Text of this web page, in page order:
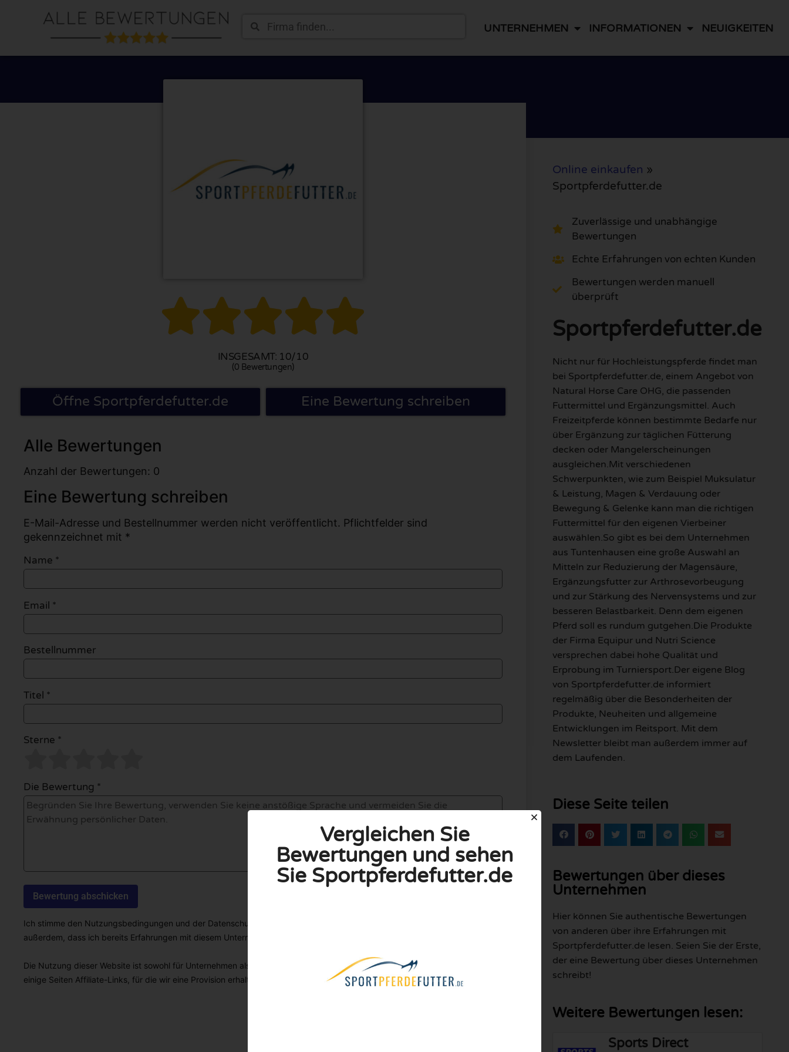
UNTERNEHMEN INFORMATIONEN NEUIGKEITEN

INSGESAMT: 10/10
(0 Bewertungen)
Öffne Sportpferdefutter.de Eine Bewertung schreiben
Alle Bewertungen
Anzahl der Bewertungen: 0
Eine Bewertung schreiben
E-Mail-Adresse und Bestellnummer werden nicht veröffentlicht. Pflichtfelder sind
gekennzeichnet mit *
Name *
Email *
Bestellnummer
Titel *
Sterne *
Die Bewertung *
Ich stimme den Nutzungsbedingungen und der Datenschutzrichtlinie zu, indem ich diese Bewertung abgebe. Ich erkläre
außerdem, dass ich bereits Erfahrungen mit diesem Unternehmen gemacht habe.
Die Nutzung dieser Website ist sowohl für Unternehmen als auch für Nutzer völlig kostenlos. Aus diesem Grund enthalten
einige Seiten Affiliate-Links, für die wir eine Provision erhalten können.
Online einkaufen »
Sportpferdefutter.de
Zuverlässige und unabhängige
Bewertungen
Echte Erfahrungen von echten Kunden
Bewertungen werden manuell
überprüft
Sportpferdefutter.de
Nicht nur für Hochleistungspferde findet man
bei Sportpferdefutter.de, einem Angebot von
Natural Horse Care OHG, die passenden
Futtermittel und Ergänzungsmittel. Auch
Freizeitpferde können bestimmte Bedarfe nur
über Ergänzung zur täglichen Fütterung
decken oder Mangelerscheinungen
ausgleichen.Mit verschiedenen
Schwerpunkten, wie zum Beispiel Muksulatur
& Leistung, Magen & Verdauung oder
Bewegung & Gelenke kann man die richtigen
Futtermittel für den eigenen Vierbeiner
auswählen.So gibt es bei dem Unternehmen
aus Tuntenhausen eine große Auswahl an
Mitteln zur Reduzierung der Magensäure,
Ergänzungsfutter zur Arthrosevorbeugung
und zur Stärkung des Nervensystems und zur
besseren Belastbarkeit. Denn dem eigenen
Pferd soll es rundum gutgehen.Die Produkte
der Firma Equipur und Nutri Science
versprechen dabei hohe Qualität und
Erprobung im Turniersport.Der eigene Blog
von Sportpferdefutter.de informiert
regelmäßig über die Besonderheiten der
Produkte, Neuheiten und allgemeine
Entwicklungen im Reitsport. Mit dem
Newsletter bleibt man außerdem immer auf
dem Laufenden.
Diese Seite teilen
Bewertungen über dieses
Unternehmen
Hier können Sie authentische Bewertungen
von anderen über ihre Erfahrungen mit
Sportpferdefutter.de lesen. Seien Sie der Erste,
der eine Bewertung über dieses Unternehmen
schreibt!
Weitere Bewertungen lesen:
Sports Direct
Vergleichen Sie
Bewertungen und sehen
Sie Sportpferdefutter.de